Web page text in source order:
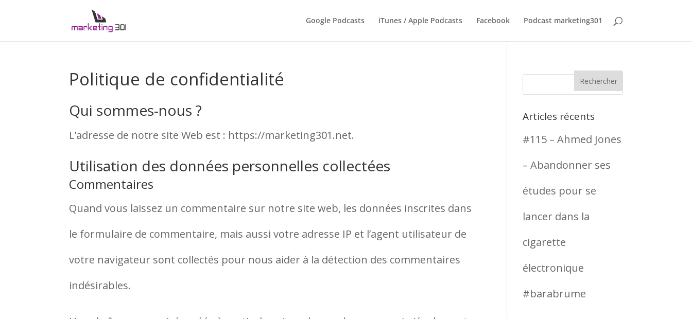
Google Podcasts iTunes / Apple Podcasts Facebook Podcast marketing301
Politique de confidentialité
Qui sommes-nous ?
L’adresse de notre site Web est : https://marketing301.net.
Utilisation des données personnelles collectées
Commentaires
Quand vous laissez un commentaire sur notre site web, les données inscrites dans
le formulaire de commentaire, mais aussi votre adresse IP et l’agent utilisateur de
votre navigateur sont collectés pour nous aider à la détection des commentaires
indésirables.
Articles récents
#115 – Ahmed Jones
– Abandonner ses
études pour se
lancer dans la
cigarette
électronique
#barabrume